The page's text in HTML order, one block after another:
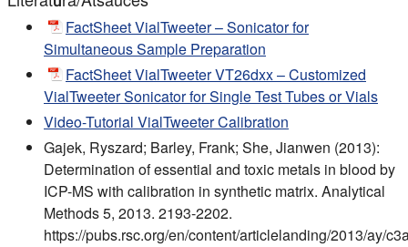
FactSheet VialTweeter – Sonicator for
Simultaneous Sample Preparation
FactSheet VialTweeter VT26dxx – Customized
VialTweeter Sonicator for Single Test Tubes or Vials
Video-Tutorial VialTweeter Calibration
Gajek, Ryszard; Barley, Frank; She, Jianwen (2013):
Determination of essential and toxic metals in blood by
ICP-MS with calibration in synthetic matrix. Analytical
Methods 5, 2013. 2193-2202.
https://pubs.rsc.org/en/content/articlelanding/2013/ay/